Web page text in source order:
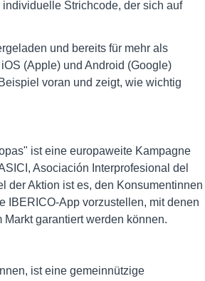
Strichcode, der sich auf
und bereits für mehr als
(Apple) und Android (Google)
voran und zeigt, wie wichtig
ist eine europaweite Kampagne
Asociación Interprofesional del
der Aktion ist es, den Konsumentinnen
IBERICO-App vorzustellen, mit denen
garantiert werden können.
ist eine gemeinnützige